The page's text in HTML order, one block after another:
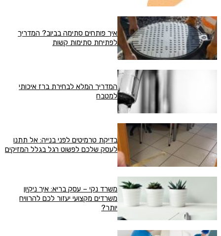
איך פותחים סתימה בביוב? המדריך
לפתיחת סתימות קשות
המדריך המלא לבחירת ברז איכותי
למטבח
בדיקת טרמיטים לפני בנייה: אל תתנו
לעסק שלכם לפשוט רגל בגלל המזיקים
משרד נקי – עסק בריא: איך ניקיון
משרדים מקצועי יעזור לכם להרוויח
יותר?